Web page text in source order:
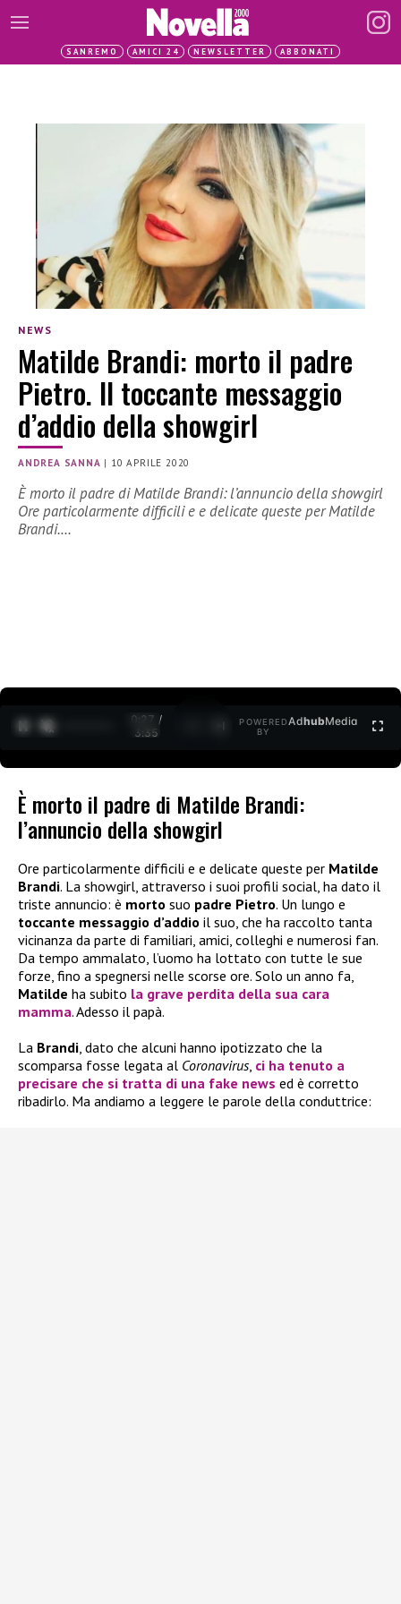
SANREMO AMICI 24 NEWSLETTER ABBONATI
NEWS
Matilde Brandi: morto il padre
Pietro. Il toccante messaggio
d’addio della showgirl
ANDREA SANNA | 10 APRILE 2020
È morto il padre di Matilde Brandi: l’annuncio della showgirl
Ore particolarmente difficili e e delicate queste per Matilde
Brandi.…
0:27 /
3:35
POWERED
BY
AdhubMedia
È morto il padre di Matilde Brandi:
l’annuncio della showgirl
Ore particolarmente difficili e e delicate queste per Matilde
Brandi. La showgirl, attraverso i suoi profili social, ha dato il
triste annuncio: è morto suo padre Pietro. Un lungo e
toccante messaggio d’addio il suo, che ha raccolto tanta
vicinanza da parte di familiari, amici, colleghi e numerosi fan.
Da tempo ammalato, l’uomo ha lottato con tutte le sue
forze, fino a spegnersi nelle scorse ore. Solo un anno fa,
Matilde ha subito la grave perdita della sua cara
mamma. Adesso il papà.
La Brandi, dato che alcuni hanno ipotizzato che la
scomparsa fosse legata al Coronavirus, ci ha tenuto a
precisare che si tratta di una fake news ed è corretto
ribadirlo. Ma andiamo a leggere le parole della conduttrice: